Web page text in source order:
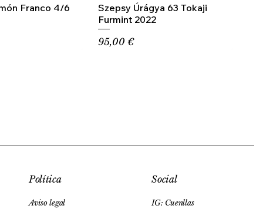
Franco 4/6
Szepsy Úrágya 63 Tokaji
Furmint 2022
Precio
95,00 €
Política
Aviso legal
Social
IG: Cuenllas